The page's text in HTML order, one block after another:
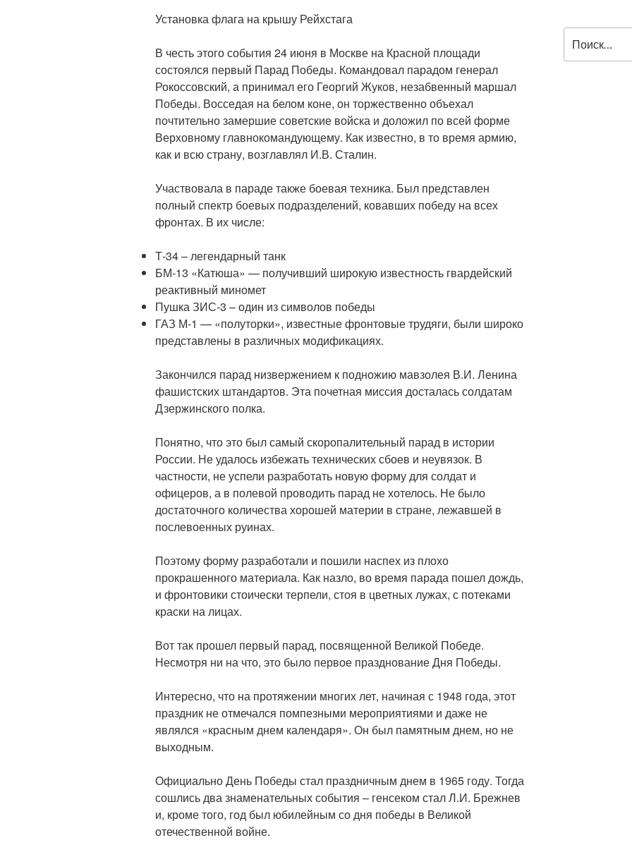
Установка флага на крышу Рейхстага
В честь этого события 24 июня в Москве на Красной площади
состоялся первый Парад Победы. Командовал парадом генерал
Рокоссовский, а принимал его Георгий Жуков, незабвенный маршал
Победы. Восседая на белом коне, он торжественно объехал
почтительно замершие советские войска и доложил по всей форме
Верховному главнокомандующему. Как известно, в то время армию,
как и всю страну, возглавлял И.В. Сталин.
Участвовала в параде также боевая техника. Был представлен
полный спектр боевых подразделений, ковавших победу на всех
фронтах. В их числе:
Т-34 – легендарный танк
БМ-13 «Катюша» — получивший широкую известность гвардейский
реактивный миномет
Пушка ЗИС-3 – один из символов победы
ГАЗ М-1 — «полуторки», известные фронтовые трудяги, были широко
представлены в различных модификациях.
Закончился парад низвержением к подножию мавзолея В.И. Ленина
фашистских штандартов. Эта почетная миссия досталась солдатам
Дзержинского полка.
Понятно, что это был самый скоропалительный парад в истории
России. Не удалось избежать технических сбоев и неувязок. В
частности, не успели разработать новую форму для солдат и
офицеров, а в полевой проводить парад не хотелось. Не было
достаточного количества хорошей материи в стране, лежавшей в
послевоенных руинах.
Поэтому форму разработали и пошили наспех из плохо
прокрашенного материала. Как назло, во время парада пошел дождь,
и фронтовики стоически терпели, стоя в цветных лужах, с потеками
краски на лицах.
Вот так прошел первый парад, посвященной Великой Победе.
Несмотря ни на что, это было первое празднование Дня Победы.
Интересно, что на протяжении многих лет, начиная с 1948 года, этот
праздник не отмечался помпезными мероприятиями и даже не
являлся «красным днем календаря». Он был памятным днем, но не
выходным.
Официально День Победы стал праздничным днем в 1965 году. Тогда
сошлись два знаменательных события – генсеком стал Л.И. Брежнев
и, кроме того, год был юбилейным со дня победы в Великой
отечественной войне.